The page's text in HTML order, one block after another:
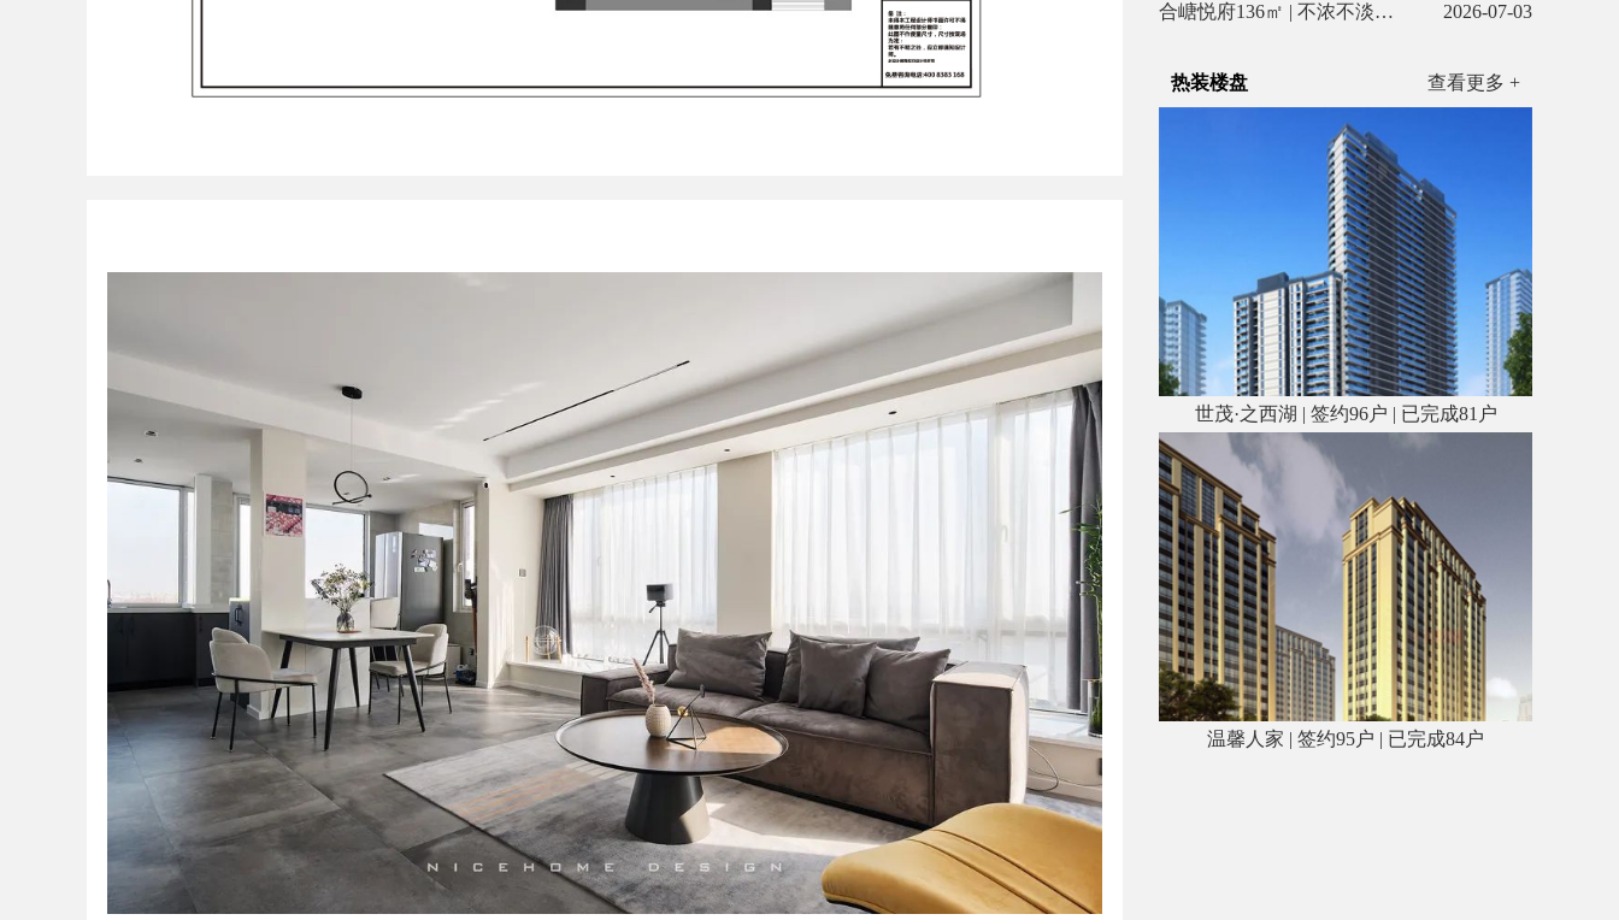
合嵣悦府136㎡ | 不浓不淡，是刚刚好的温柔
2026-07-03
热装楼盘 查看更多 +
世茂·之西湖 | 签约96户 | 已完成81户
温馨人家 | 签约95户 | 已完成84户